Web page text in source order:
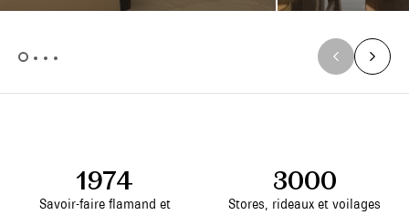
1974
Savoir-faire flamand et
3000
Stores, rideaux et voilages